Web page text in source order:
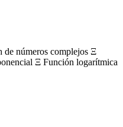
de números complejos Ξ
Ξ Función logarítmica